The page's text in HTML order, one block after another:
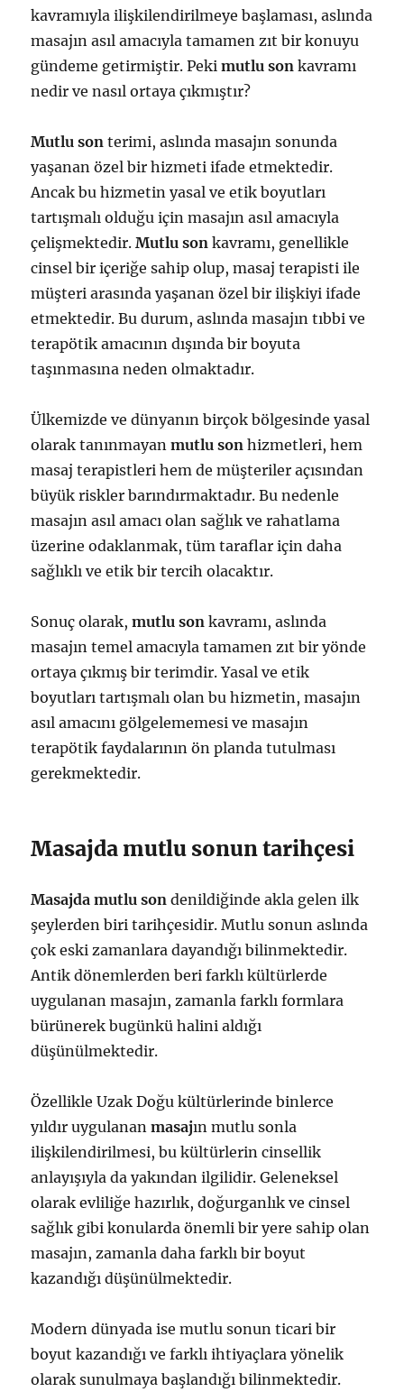
kavramıyla ilişkilendirilmeye başlaması, aslında
masajın asıl amacıyla tamamen zıt bir konuyu
gündeme getirmiştir. Pekimutlu son kavramı
nedir ve nasıl ortaya çıkmıştır?
Mutlu son terimi, aslında masajın sonunda
yaşanan özel bir hizmeti ifade etmektedir.
Ancak bu hizmetin yasal ve etik boyutları
tartışmalı olduğu için masajın asıl amacıyla
çelişmektedir.Mutlu son kavramı, genellikle
cinsel bir içeriğe sahip olup, masaj terapisti ile
müşteri arasında yaşanan özel bir ilişkiyi ifade
etmektedir. Bu durum, aslında masajın tıbbi ve
terapötik amacının dışında bir boyuta
taşınmasına neden olmaktadır.
Ülkemizde ve dünyanın birçok bölgesinde yasal
olarak tanınmayanmutlu son hizmetleri, hem
masaj terapistleri hem de müşteriler açısından
büyük riskler barındırmaktadır. Bu nedenle
masajın asıl amacı olan sağlık ve rahatlama
üzerine odaklanmak, tüm taraflar için daha
sağlıklı ve etik bir tercih olacaktır.
Sonuç olarak,mutlu son kavramı, aslında
masajın temel amacıyla tamamen zıt bir yönde
ortaya çıkmış bir terimdir. Yasal ve etik
boyutları tartışmalı olan bu hizmetin, masajın
asıl amacını gölgelememesi ve masajın
terapötik faydalarının ön planda tutulması
gerekmektedir.
Masajda mutlu sonun tarihçesi
Masajda mutlu son denildiğinde akla gelen ilk
şeylerden biri tarihçesidir. Mutlu sonun aslında
çok eski zamanlara dayandığı bilinmektedir.
Antik dönemlerden beri farklı kültürlerde
uygulanan masajın, zamanla farklı formlara
bürünerek bugünkü halini aldığı
düşünülmektedir.
Özellikle Uzak Doğu kültürlerinde binlerce
yıldır uygulananmasajın mutlu sonla
ilişkilendirilmesi, bu kültürlerin cinsellik
anlayışıyla da yakından ilgilidir. Geleneksel
olarak evliliğe hazırlık, doğurganlık ve cinsel
sağlık gibi konularda önemli bir yere sahip olan
masajın, zamanla daha farklı bir boyut
kazandığı düşünülmektedir.
Modern dünyada ise mutlu sonun ticari bir
boyut kazandığı ve farklı ihtiyaçlara yönelik
olarak sunulmaya başlandığı bilinmektedir.